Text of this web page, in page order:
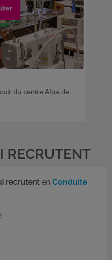
du centre Afpa de
RECRUTENT
recrutentenConduite